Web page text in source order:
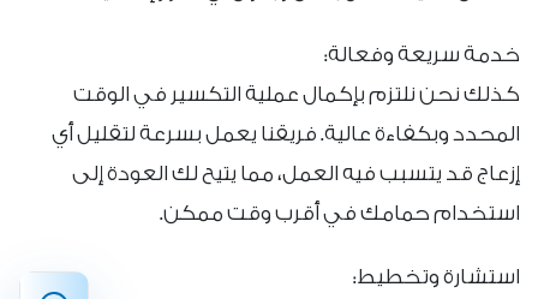
خدمة سريعة وفعالة:
كذلك نحن نلتزم بإكمال عملية التكسير في الوقت
المحدد وبكفاءة عالية. فريقنا يعمل بسرعة لتقليل أي
إزعاج قد يتسبب فيه العمل، مما يتيح لك العودة إلى
استخدام حمامك في أقرب وقت ممكن.
استشارة وتخطيط: